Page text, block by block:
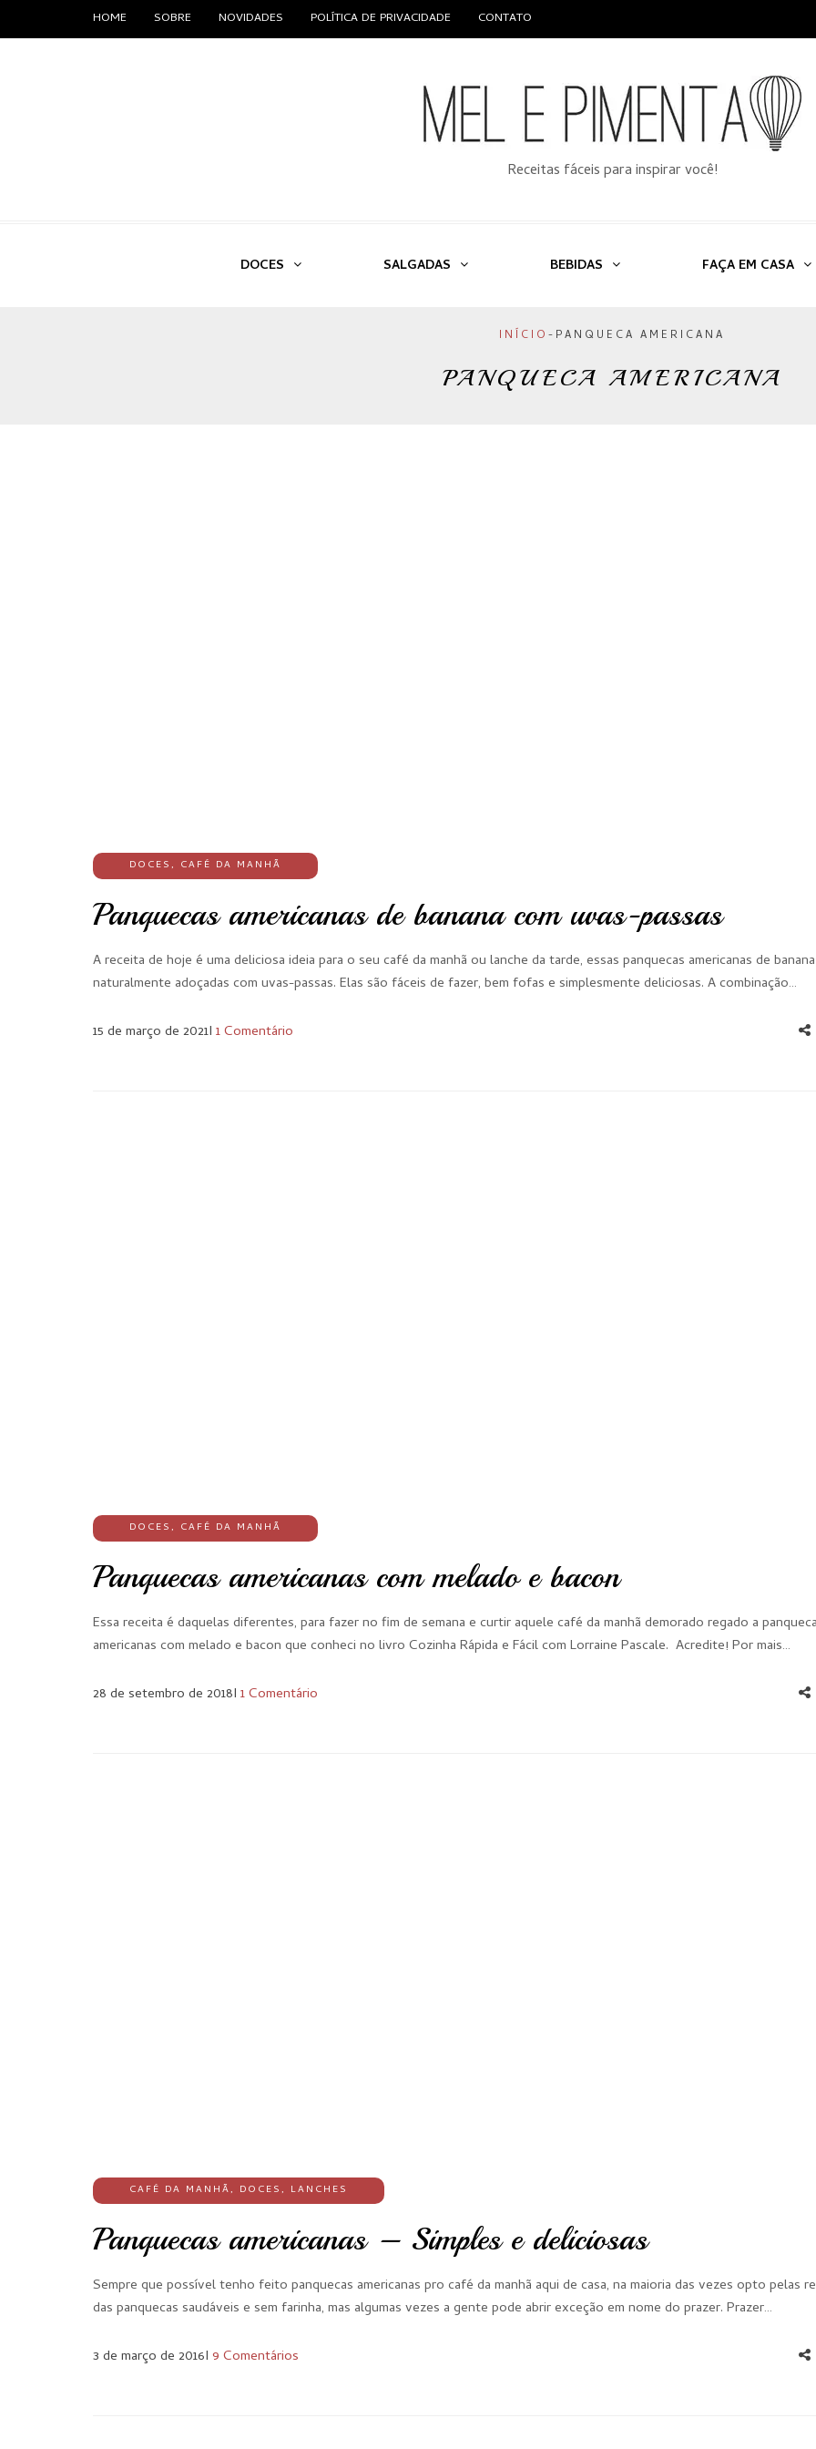
HOME SOBRE NOVIDADES POLÍTICA DE PRIVACIDADE CONTATO
Receitas fáceis para inspirar você!
DOCES SALGADAS BEBIDAS FAÇA EM CASA
INÍCIO - PANQUECA AMERICANA
PANQUECA AMERICANA
DOCES, CAFÉ DA MANHÃ
Panquecas americanas de banana com uvas-passas
A receita de hoje é uma deliciosa ideia para o seu café da manhã ou lanche da tarde, essas panquecas americanas de
naturalmente adoçadas com uvas-passas. Elas são fáceis de fazer, bem fofas e simplesmente deliciosas. A combinação…
15 de março de 2021I 1 Comentário
DOCES, CAFÉ DA MANHÃ
Panquecas americanas com melado e bacon
Essa receita é daquelas diferentes, para fazer no fim de semana e curtir aquele café da manhã demorado regado a
americanas com melado e bacon que conheci no livro Cozinha Rápida e Fácil com Lorraine Pascale. Acredite! Por mais…
28 de setembro de 2018I 1 Comentário
CAFÉ DA MANHÃ, DOCES, LANCHES
Panquecas americanas – Simples e deliciosas
Sempre que possível tenho feito panquecas americanas pro café da manhã aqui de casa, na maioria das vezes opto pelas
das panquecas saudáveis e sem farinha, mas algumas vezes a gente pode abrir exceção em nome do prazer. Prazer…
3 de março de 2016I 9 Comentários